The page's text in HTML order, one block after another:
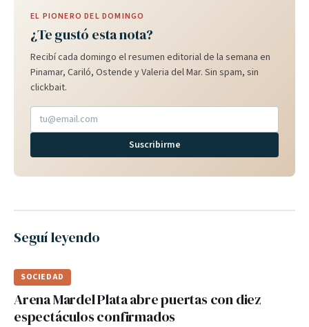
EL PIONERO DEL DOMINGO
¿Te gustó esta nota?
Recibí cada domingo el resumen editorial de la semana en
Pinamar, Cariló, Ostende y Valeria del Mar. Sin spam, sin
clickbait.
Suscribirme
Seguí leyendo
SOCIEDAD
Arena Mardel Plata abre puertas con diez
espectáculos confirmados